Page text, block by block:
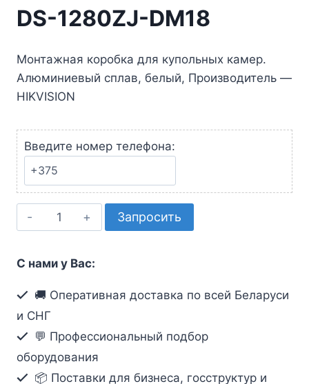
DS-1280ZJ-DM18
Монтажная коробка для купольных камер.
Алюминиевый сплав, белый, Производитель —
HIKVISION
Введите номер телефона:
Количество
товара
Hikvision
1280ZJ-
DM18
Запросить
С нами у Вас:
🚚 Оперативная доставка по всей Беларуси
и СНГ
💬 Профессиональный подбор
оборудования
📦 Поставки для бизнеса, госструктур и